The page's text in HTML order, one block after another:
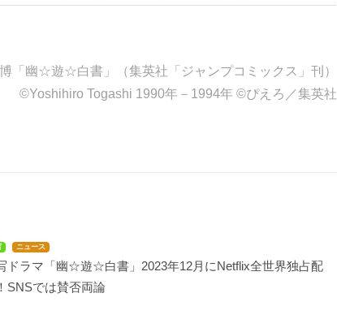
「幽☆遊☆白書」（集英社「ジャンプコミックス」刊）
©Yoshihiro Togashi 1990年－1994年 ©ぴえろ／集英社
ニュース
ドラマ「幽☆遊☆白書」2023年12月にNetflix全世界独占配
SNSでは賛否両論